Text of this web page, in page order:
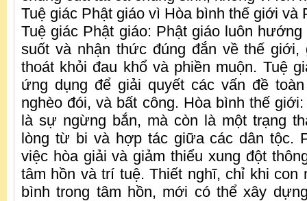
Tuệ giác Phật giáo vì Hòa bình thế giới và
Tuệ giác Phật giáo: Phật giáo luôn
suốt và nhận thức đúng đắn về thế
thoát khỏi đau khổ và phiền muộn. Tuệ
ứng dụng để giải quyết các vấn đề
nghèo đói, và bất công. Hòa bình thế
là sự ngừng bắn, mà còn là một trạng
lòng từ bi và hợp tác giữa các dân tộc.
việc hòa giải và giảm thiểu xung đột
tâm hồn và trí tuệ. Thiết nghĩ, chỉ khi
bình trong tâm hồn, mới có thể xây